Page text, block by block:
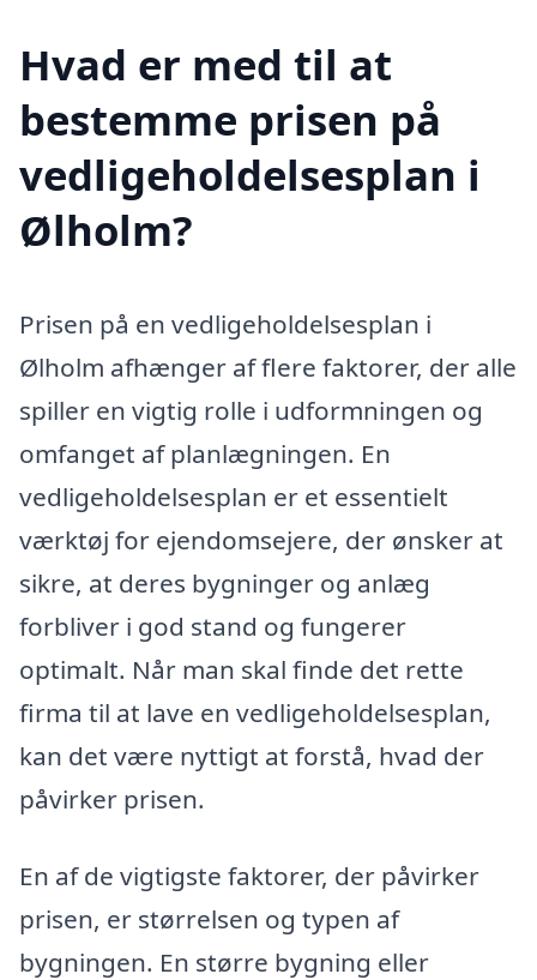
Hvad er med til at
bestemme prisen på
vedligeholdelsesplan i
Ølholm?
Prisen på en vedligeholdelsesplan i
Ølholm afhænger af flere faktorer, der alle
spiller en vigtig rolle i udformningen og
omfanget af planlægningen. En
vedligeholdelsesplan er et essentielt
værktøj for ejendomsejere, der ønsker at
sikre, at deres bygninger og anlæg
forbliver i god stand og fungerer
optimalt. Når man skal finde det rette
firma til at lave en vedligeholdelsesplan,
kan det være nyttigt at forstå, hvad der
påvirker prisen.
En af de vigtigste faktorer, der påvirker
prisen, er størrelsen og typen af
bygningen. En større bygning eller